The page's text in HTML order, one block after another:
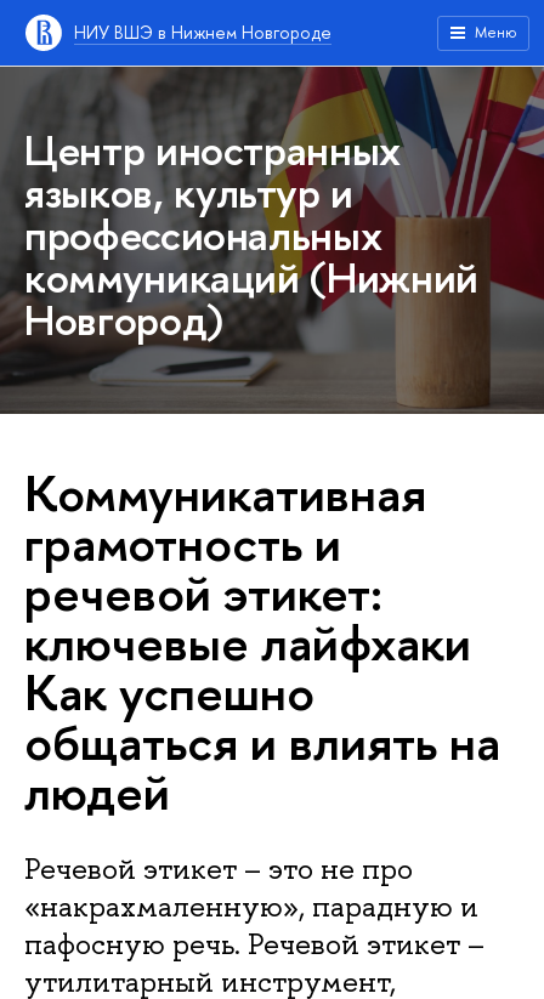
НИУ ВШЭ в Нижнем Новгороде Меню
Центр иностранных
языков, культур и
профессиональных
коммуникаций (Нижний
Новгород)
Коммуникативная
грамотность и
речевой этикет:
ключевые лайфхаки
Как успешно
общаться и влиять на
людей
Речевой этикет – это не про
«накрахмаленную», парадную и
пафосную речь. Речевой этикет –
утилитарный инструмент,